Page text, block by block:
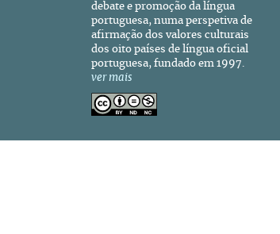
debate e promoção da língua
portuguesa, numa perspetiva de
afirmação dos valores culturais
dos oito países de língua oficial
portuguesa, fundado em 1997.
ver mais